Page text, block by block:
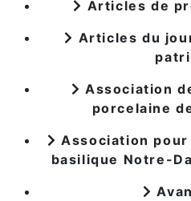
Articles de
Articles du
Association
porcelaine
Association
basilique Notre-